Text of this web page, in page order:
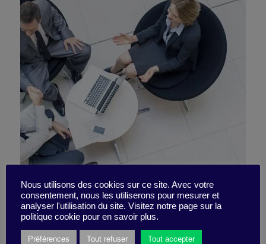
Trois CEO qui ont imprimé
leurs marques
Nous utilisons des cookies sur ce site. Avec votre
consentement, nous les utiliserons pour mesurer et
analyser l'utilisation du site. Visitez notre page sur la
politique cookie pour en savoir plus.
Préférences Tout refuser Tout accepter